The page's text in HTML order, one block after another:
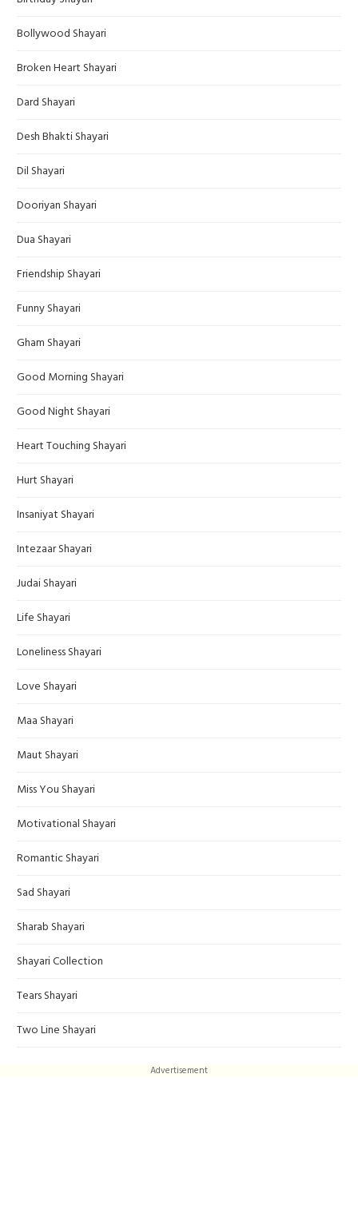
Bollywood Shayari
Broken Heart Shayari
Dard Shayari
Desh Bhakti Shayari
Dil Shayari
Dooriyan Shayari
Dua Shayari
Friendship Shayari
Funny Shayari
Gham Shayari
Good Morning Shayari
Good Night Shayari
Heart Touching Shayari
Hurt Shayari
Insaniyat Shayari
Intezaar Shayari
Judai Shayari
Life Shayari
Loneliness Shayari
Love Shayari
Maa Shayari
Maut Shayari
Miss You Shayari
Motivational Shayari
Romantic Shayari
Sad Shayari
Sharab Shayari
Shayari Collection
Tears Shayari
Two Line Shayari
Advertisement